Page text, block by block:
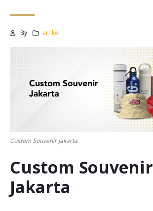
By artikel
Custom Souvenir Jakarta
Custom Souvenir
Jakarta